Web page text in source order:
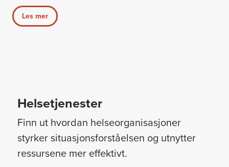
Les mer
Helsetjenester
Finn ut hvordan helseorganisasjoner
styrker situasjonsforståelsen og utnytter
ressursene mer effektivt.